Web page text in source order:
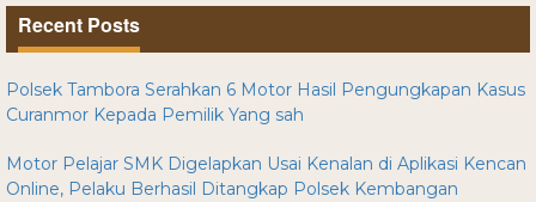
Recent Posts
Polsek Tambora Serahkan 6 Motor Hasil Pengungkapan Kasus
Curanmor Kepada Pemilik Yang sah
Motor Pelajar SMK Digelapkan Usai Kenalan di Aplikasi Kencan
Online, Pelaku Berhasil Ditangkap Polsek Kembangan